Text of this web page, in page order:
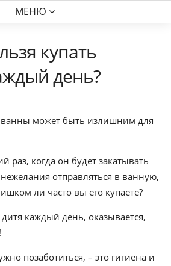
МЕНЮ
купать
день?
может быть излишним для
раз, когда он будет закатывать
отправляться в ванную,
ли часто вы его купаете?
каждый день, оказывается,
позаботиться, – это гигиена и